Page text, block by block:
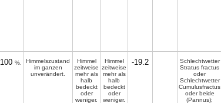
100 %.
Himmelszustand
im ganzen
unverändert.
Himmel
zeitweise
mehr als
halb
bedeckt
oder
weniger.
Himmel
zeitweise
mehr als
halb
bedeckt
oder
weniger.
-19.2
Schlechtwetter
Stratus fractus
oder
Schlechtwetter
Cumulusfractus
oder beide
(Pannus);